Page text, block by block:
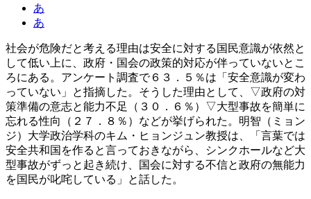
あ
あ
社会が危険だと考える理由は安全に対する国民意識が依然と
して低い上に、政府・国会の政策的対応が伴っていないとこ
ろにある。アンケート調査で６３．５％は「安全意識が変わ
っていない」と指摘した。そうした理由として、▽政府の対
策準備の意志と能力不足（３０．６％）▽大型事故を簡単に
忘れる性向（２７．８％）などが挙げられた。明智（ミョン
ジ）大学政治学科のキム・ヒョンジュン教授は、「言葉では
安全共和国を作ると言っておきながら、シンクホールなど大
型事故がずっと起き続け、国会に対する不信と政府の無能力
を国民が叱咤している」と話した。